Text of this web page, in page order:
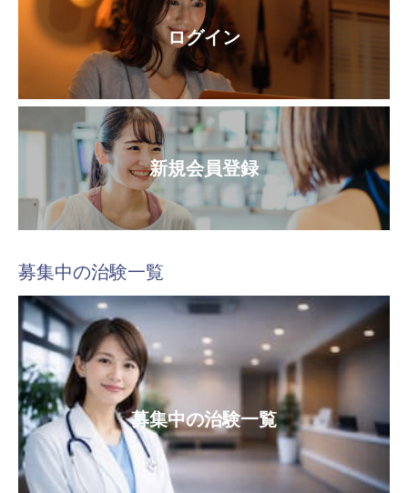
ログイン
新規会員登録
募集中の治験一覧
募集中の治験一覧